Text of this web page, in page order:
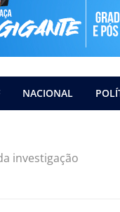
NACIONAL
investigação